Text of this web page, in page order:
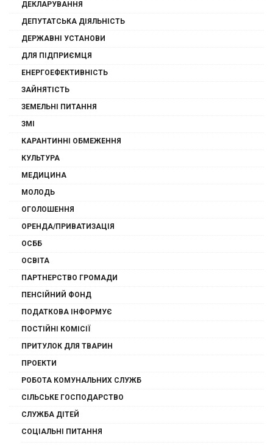
ДЕКЛАРУВАННЯ
ДЕПУТАТСЬКА ДІЯЛЬНІСТЬ
ДЕРЖАВНІ УСТАНОВИ
ДЛЯ ПІДПРИЄМЦЯ
ЕНЕРГОЕФЕКТИВНІСТЬ
ЗАЙНЯТІСТЬ
ЗЕМЕЛЬНІ ПИТАННЯ
ЗМІ
КАРАНТИННІ ОБМЕЖЕННЯ
КУЛЬТУРА
МЕДИЦИНА
МОЛОДЬ
ОГОЛОШЕННЯ
ОРЕНДА/ПРИВАТИЗАЦІЯ
ОСББ
ОСВІТА
ПАРТНЕРСТВО ГРОМАДИ
ПЕНСІЙНИЙ ФОНД
ПОДАТКОВА ІНФОРМУЄ
ПОСТІЙНІ КОМІСІЇ
ПРИТУЛОК ДЛЯ ТВАРИН
ПРОЕКТИ
РОБОТА КОМУНАЛЬНИХ СЛУЖБ
СІЛЬСЬКЕ ГОСПОДАРСТВО
СЛУЖБА ДІТЕЙ
СОЦІАЛЬНІ ПИТАННЯ